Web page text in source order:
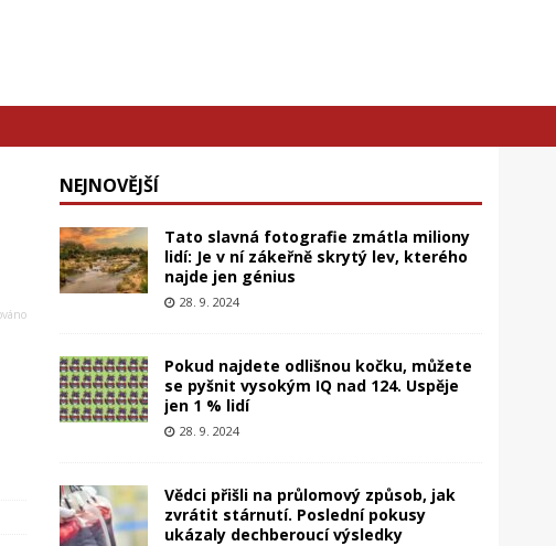
NEJNOVĚJŠÍ
Tato slavná fotografie zmátla miliony
lidí: Je v ní zákeřně skrytý lev, kterého
najde jen génius
28. 9. 2024
Pokud najdete odlišnou kočku, můžete
se pyšnit vysokým IQ nad 124. Uspěje
jen 1 % lidí
28. 9. 2024
Vědci přišli na průlomový způsob, jak
zvrátit stárnutí. Poslední pokusy
ukázaly dechberoucí výsledky